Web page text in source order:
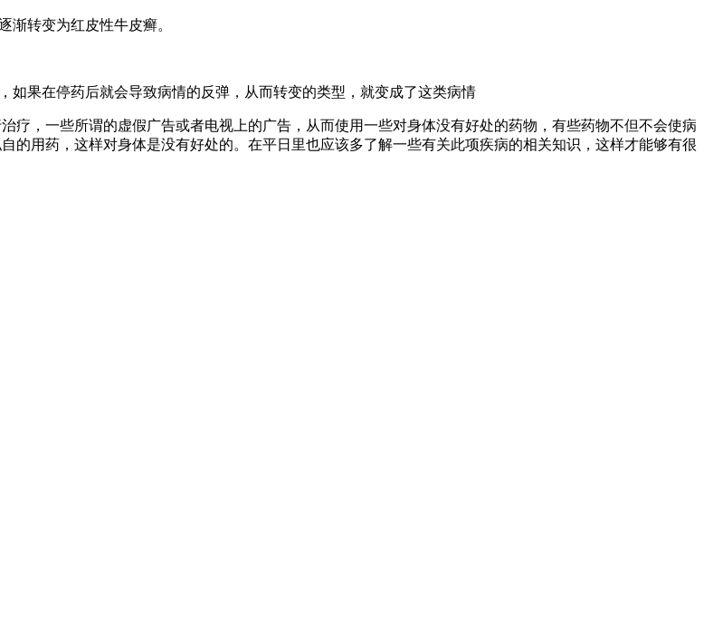
渐转变为红皮性牛皮癣。
果在停药后就会导致病情的反弹，从而转变的类型，就变成了这类病情
疗，一些所谓的虚假广告或者电视上的广告，从而使用一些对身体没有好处的药物，有些药物不但不会使病
的用药，这样对身体是没有好处的。在平日里也应该多了解一些有关此项疾病的相关知识，这样才能够有很